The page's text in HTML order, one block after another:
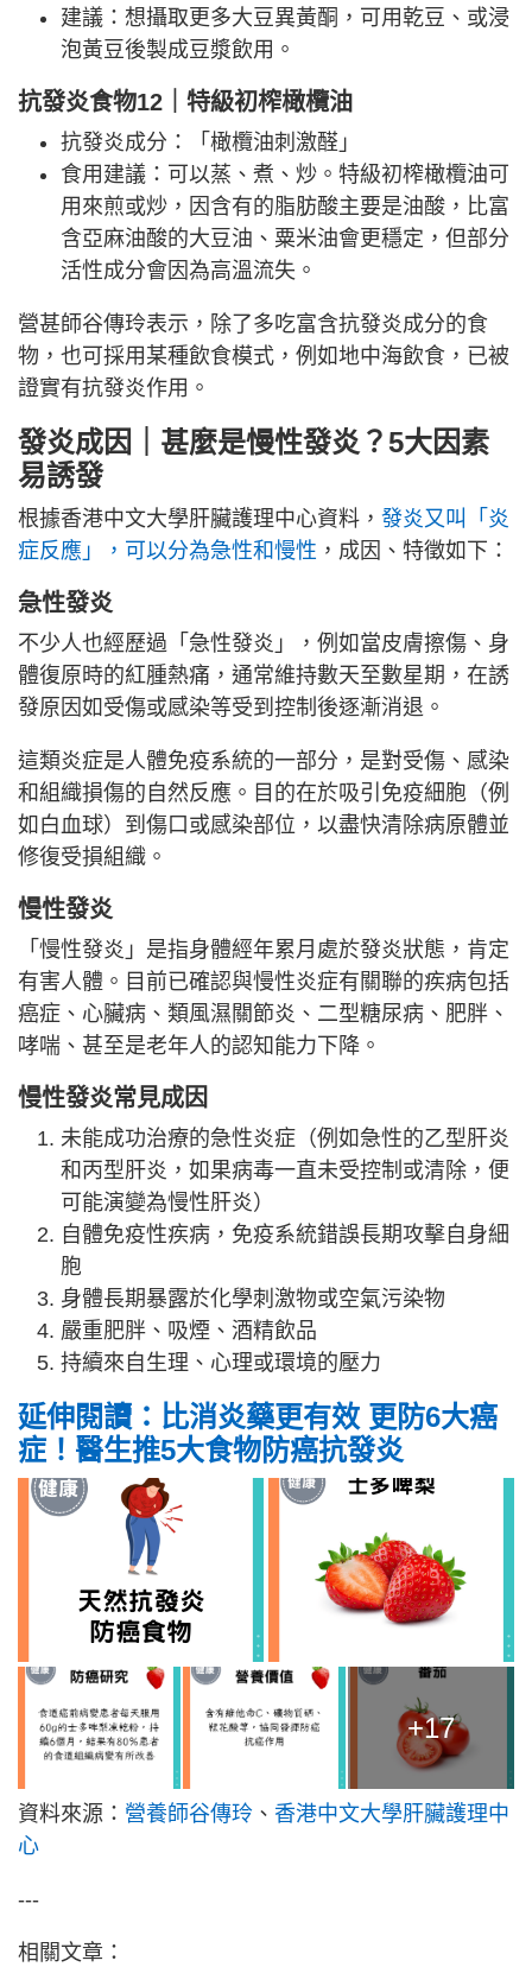
建議：想攝取更多大豆異黃酮，可用乾豆、或浸
泡黃豆後製成豆漿飲用。
抗發炎食物12｜特級初榨橄欖油
抗發炎成分：「橄欖油刺激醛」
食用建議：可以蒸、煮、炒。特級初榨橄欖油可
用來煎或炒，因含有的脂肪酸主要是油酸，比富
含亞麻油酸的大豆油、粟米油會更穩定，但部分
活性成分會因為高溫流失。
營甚師谷傳玲表示，除了多吃富含抗發炎成分的食
物，也可採用某種飲食模式，例如地中海飲食，已被
證實有抗發炎作用。
發炎成因｜甚麼是慢性發炎？5大因素
易誘發
根據香港中文大學肝臟護理中心資料， 發炎又叫「炎
症反應」，可以分為急性和慢性 ，成因、特徵如下：
急性發炎
不少人也經歷過「急性發炎」，例如當皮膚擦傷、身
體復原時的紅腫熱痛，通常維持數天至數星期，在誘
發原因如受傷或感染等受到控制後逐漸消退。
這類炎症是人體免疫系統的一部分，是對受傷、感染
和組織損傷的自然反應。目的在於吸引免疫細胞（例
如白血球）到傷口或感染部位，以盡快清除病原體並
修復受損組織。
慢性發炎
「慢性發炎」是指身體經年累月處於發炎狀態，肯定
有害人體。目前已確認與慢性炎症有關聯的疾病包括
癌症、心臟病、類風濕關節炎、二型糖尿病、肥胖、
哮喘、甚至是老年人的認知能力下降。
慢性發炎常見成因
未能成功治療的急性炎症（例如急性的乙型肝炎
和丙型肝炎，如果病毒一直未受控制或清除，便
可能演變為慢性肝炎）
自體免疫性疾病，免疫系統錯誤長期攻擊自身細
胞
身體長期暴露於化學刺激物或空氣污染物
嚴重肥胖、吸煙、酒精飲品
持續來自生理、心理或環境的壓力
延伸閱讀：比消炎藥更有效 更防6大癌
症！醫生推5大食物防癌抗發炎
+17
資料來源： 營養師谷傳玲 、 香港中文大學肝臟護理中
心
---
相關文章：